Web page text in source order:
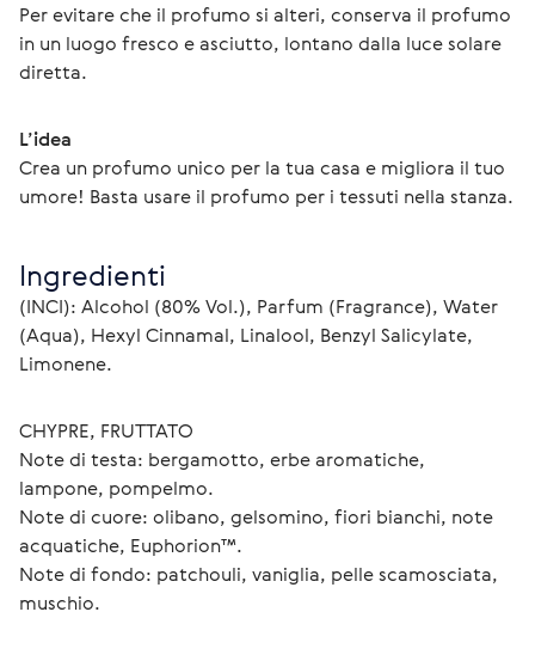
Per evitare che il profumo si alteri, conserva il profumo
in un luogo fresco e asciutto, lontano dalla luce solare
diretta.
L’idea
Crea un profumo unico per la tua casa e migliora il tuo
umore! Basta usare il profumo per i tessuti nella stanza.
Ingredienti
(INCI): Alcohol (80% Vol.), Parfum (Fragrance), Water
(Aqua), Hexyl Cinnamal, Linalool, Benzyl Salicylate,
Limonene.
CHYPRE, FRUTTATO
Note di testa: bergamotto, erbe aromatiche,
lampone, pompelmo.
Note di cuore: olibano, gelsomino, fiori bianchi, note
acquatiche, Euphorion™.
Note di fondo: patchouli, vaniglia, pelle scamosciata,
muschio.